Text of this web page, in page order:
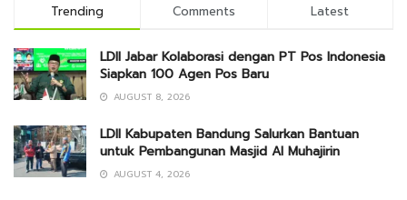
Trending Comments Latest
LDII Jabar Kolaborasi dengan PT Pos Indonesia
Siapkan 100 Agen Pos Baru
AUGUST 8, 2026
LDII Kabupaten Bandung Salurkan Bantuan
untuk Pembangunan Masjid Al Muhajirin
AUGUST 4, 2026